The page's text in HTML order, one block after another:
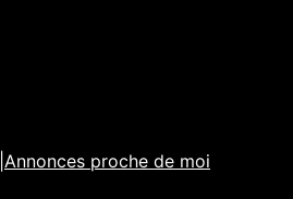
Annonces proche de moi